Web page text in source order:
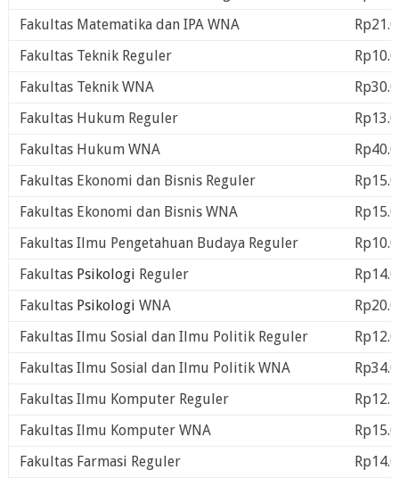
Fakultas Matematika dan IPA WNA
Fakultas Teknik Reguler
Fakultas Teknik WNA
Fakultas Hukum Reguler
Fakultas Hukum WNA
Fakultas Ekonomi dan Bisnis Reguler
Fakultas Ekonomi dan Bisnis WNA
Fakultas Ilmu Pengetahuan Budaya Reguler
Fakultas Psikologi Reguler
Fakultas Psikologi WNA
Fakultas Ilmu Sosial dan Ilmu Politik Reguler
Fakultas Ilmu Sosial dan Ilmu Politik WNA
Fakultas Ilmu Komputer Reguler
Fakultas Ilmu Komputer WNA
Fakultas Farmasi Reguler